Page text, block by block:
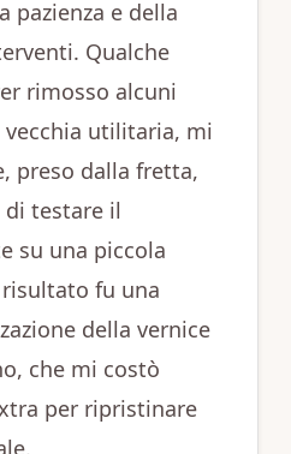
pazienza e della
Qualche
rimosso alcuni
utilitaria, mi
preso dalla fretta,
di testare il
su una piccola
fu una
della vernice
che mi costò
per ripristinare